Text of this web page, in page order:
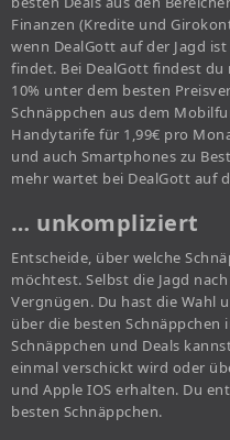
Finanzen (Kredite und
wenn DealGott auf der Jagd
findet. Bei DealGott findest
10% unter dem besten
Schnäppchen aus dem
Handytarife für 1,99€ pro
und auch Smartphones zu
mehr wartet bei DealGott auf
… unkompliziert
Entscheide, über welche
möchtest. Selbst die Jagd
Vergnügen. Du hast die Wahl
über die besten
Schnäppchen und Deals
einmal verschickt wird oder
und Apple IOS erhalten. Du
besten Schnäppchen.